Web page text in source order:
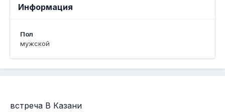
Информация
Пол
мужской
встреча В Казани